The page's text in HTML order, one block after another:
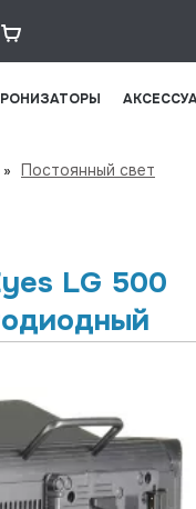
» Постоянный свет
LG 500